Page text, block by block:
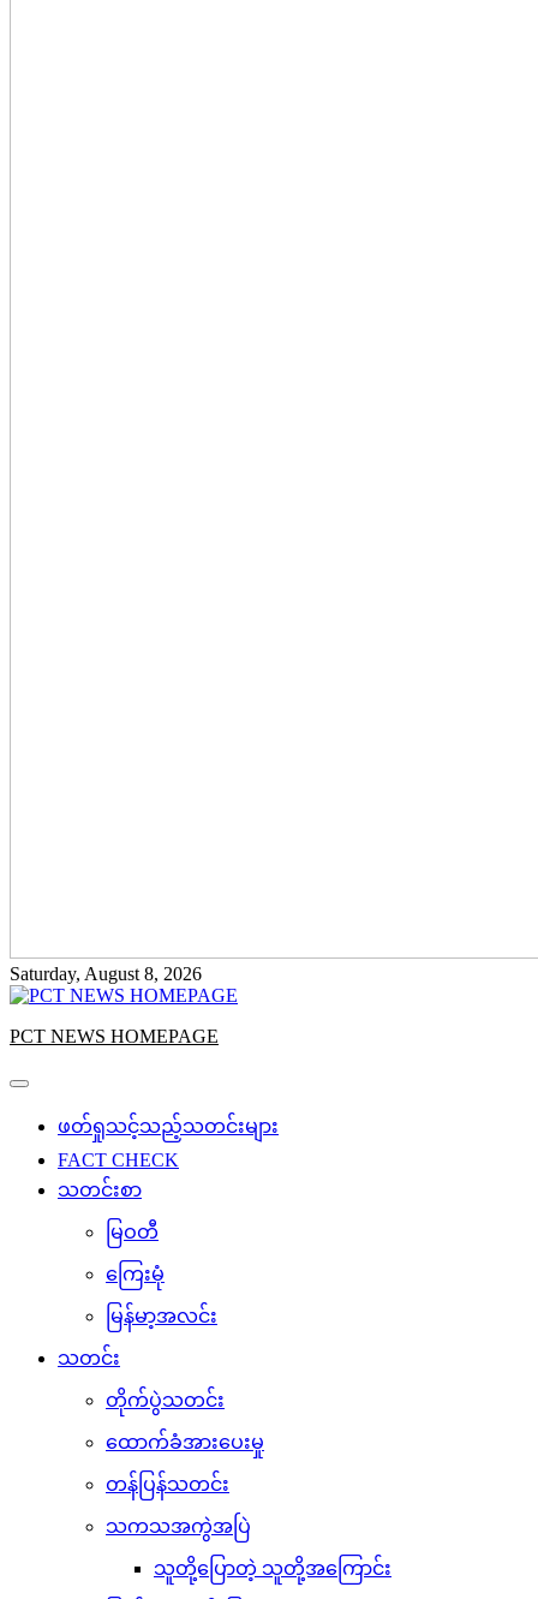
Saturday, August 8, 2026
PCT NEWS HOMEPAGE
ဖတ်ရှုသင့်သည့်သတင်းများ
FACT CHECK
သတင်းစာ
မြဝတီ
ကြေးမုံ
မြန်မာ့အလင်း
သတင်း
တိုက်ပွဲသတင်း
ထောက်ခံအားပေးမှု
တန်ပြန်သတင်း
သကသအကွဲအပြဲ
သူတို့ပြောတဲ့ သူတို့အကြောင်း